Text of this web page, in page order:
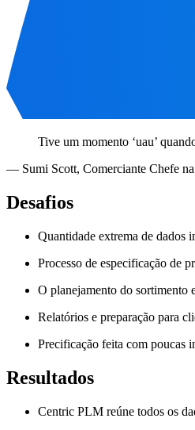
Tive um momento ‘uau’
— Sumi Scott, Comerciante Chefe
Desafios
Quantidade extrema de dados
Processo de especificação de
O planejamento do sortimento
Relatórios e preparação para
Precificação feita com poucas
Resultados
Centric PLM reúne todos os